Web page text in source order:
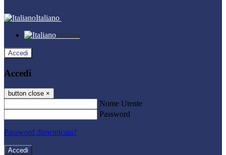
Italiano
Italiano
Accedi
Accedi
button close ×
Nome Utente
Password
Password dimenticata?